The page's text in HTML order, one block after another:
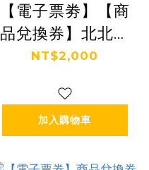
【電子票劵】【商
品兌換券】北北基
好玩卡｜無限暢遊
台灣龍虎夜市對
杯）Ⓕ
NT$2,000
加入購物車